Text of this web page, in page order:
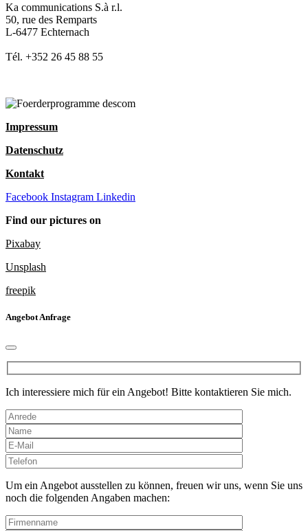
Ka communications S.à r.l.
50, rue des Remparts
L-6477 Echternach
Tél. +352 26 45 88 55
Impressum
Datenschutz
Kontakt
Facebook Instagram Linkedin
Find our pictures on
Pixabay
Unsplash
freepik
Angebot Anfrage
Ich interessiere mich für ein Angebot! Bitte kontaktieren Sie mich.
Bitte
lasse
dieses
Feld
Um ein Angebot ausstellen zu können, freuen wir uns, wenn Sie uns
noch die folgenden Angaben machen: